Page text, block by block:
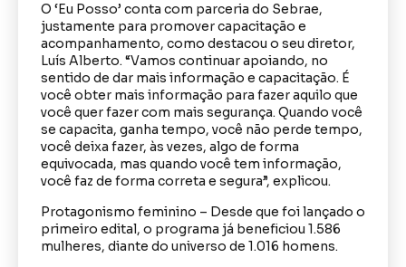
O ‘Eu Posso’ conta com parceria do Sebrae,
justamente para promover capacitação e
acompanhamento, como destacou o seu diretor,
Luís Alberto. “Vamos continuar apoiando, no
sentido de dar mais informação e capacitação. É
você obter mais informação para fazer aquilo que
você quer fazer com mais segurança. Quando você
se capacita, ganha tempo, você não perde tempo,
você deixa fazer, às vezes, algo de forma
equivocada, mas quando você tem informação,
você faz de forma correta e segura”, explicou.
Protagonismo feminino – Desde que foi lançado o
primeiro edital, o programa já beneficiou 1.586
mulheres, diante do universo de 1.016 homens.